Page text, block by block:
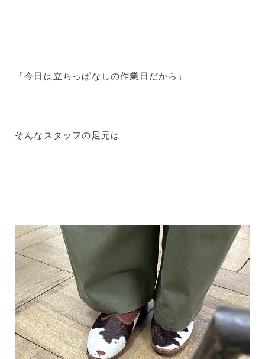
「今日は立ちっぱなしの作業日だから」
そんなスタッフの足元は